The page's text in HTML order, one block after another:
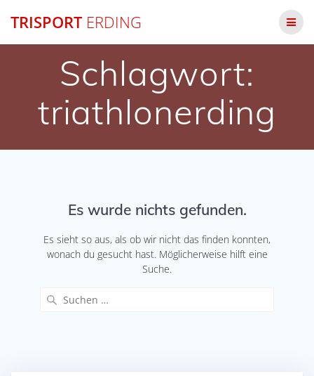
TRISPORTERDING
Schlagwort:
triathlonerding
Es wurde nichts gefunden.
Es sieht so aus, als ob wir nicht das finden konnten,
wonach du gesucht hast. Möglicherweise hilft eine
Suche.